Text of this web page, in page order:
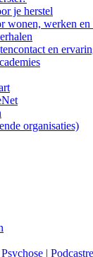
je herstel
wonen, werken en
en
organisaties)
|